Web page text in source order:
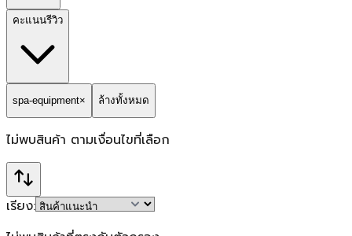
คะแนนรีวิว
spa-equipment× ล้างทั้งหมด
ไม่พบสินค้า ตามเงื่อนไขที่เลือก
เรียง: